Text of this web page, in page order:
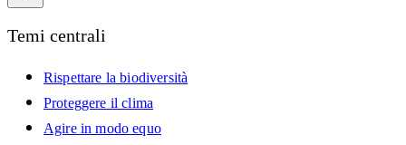
Temi centrali
Rispettare la biodiversità
Proteggere il clima
Agire in modo equo